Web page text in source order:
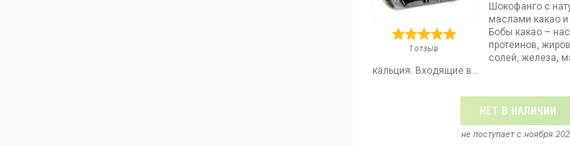
1 отзыв
Шокофанго с
маслами какао
Бобы какао –
протеинов,
солей, железа,
кальция. Входящие в...
НЕТ В НАЛИЧИИ
не поступает c ноября